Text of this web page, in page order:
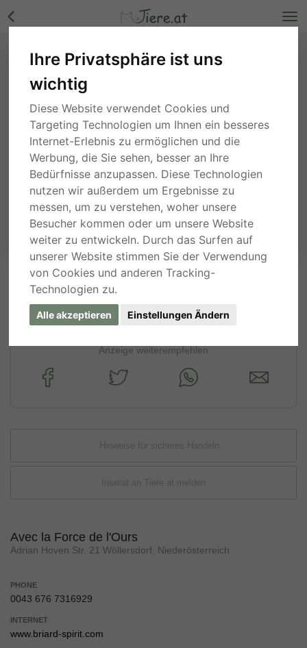
Ihre Privatsphäre ist uns
wichtig
Diese Website verwendet Cookies und
Targeting Technologien um Ihnen ein besseres
Internet-Erlebnis zu ermöglichen und die
Werbung, die Sie sehen, besser an Ihre
Bedürfnisse anzupassen. Diese Technologien
nutzen wir außerdem um Ergebnisse zu
messen, um zu verstehen, woher unsere
Besucher kommen oder um unsere Website
weiter zu entwickeln. Durch das Surfen auf
unserer Website stimmen Sie der Verwendung
von Cookies und anderen Tracking-
Technologien zu.
Alle akzeptieren Einstellungen Ändern
ANFRAGE AN DEN ANBIETER
Anzeige weiterempfehlen
Hinweise für sicheres Handeln
Inserat an Tiere.at melden
Avec la Force de l'Ours
Adrian Hoven Str. 21 Wöllersdorf, Niederösterreich
PHONE
0043 676 7316929
INTERNET
www.briard-spirit.com